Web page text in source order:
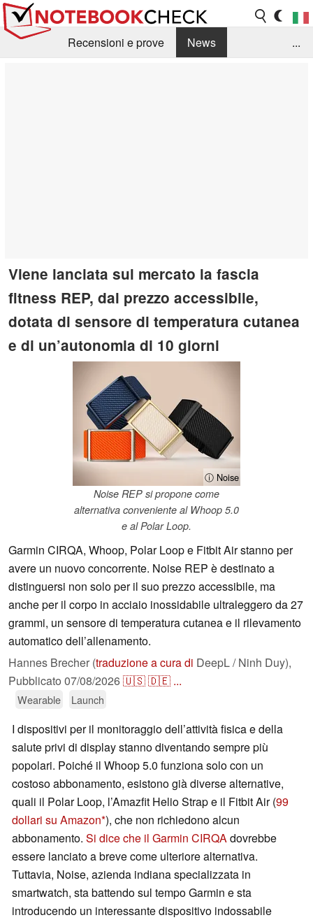
Recensioni e prove
News
...
Viene lanciata sul mercato la fascia
fitness REP, dal prezzo accessibile,
dotata di sensore di temperatura cutanea
e di un’autonomia di 10 giorni
ⓘ Noise
Noise REP si propone come
alternativa conveniente al Whoop 5.0
e al Polar Loop.
Garmin CIRQA, Whoop, Polar Loop e Fitbit Air stanno per
avere un nuovo concorrente. Noise REP è destinato a
distinguersi non solo per il suo prezzo accessibile, ma
anche per il corpo in acciaio inossidabile ultraleggero da 27
grammi, un sensore di temperatura cutanea e il rilevamento
automatico dell’allenamento.
Hannes Brecher (traduzione a cura di DeepL / Ninh Duy),
Pubblicato 07/08/2026🇺🇸🇩🇪 ...
Wearable Launch
I dispositivi per il monitoraggio dell’attività fisica e della
salute privi di display stanno diventando sempre più
popolari. Poiché il Whoop 5.0 funziona solo con un
costoso abbonamento, esistono già diverse alternative,
quali il Polar Loop, l’Amazfit Helio Strap e il Fitbit Air (99
dollari su Amazon ), che non richiedono alcun
abbonamento. Si dice che il Garmin CIRQAdovrebbe
essere lanciato a breve come ulteriore alternativa.
Tuttavia, Noise, azienda indiana specializzata in
smartwatch, sta battendo sul tempo Garmin e sta
introducendo un interessante dispositivo indossabile